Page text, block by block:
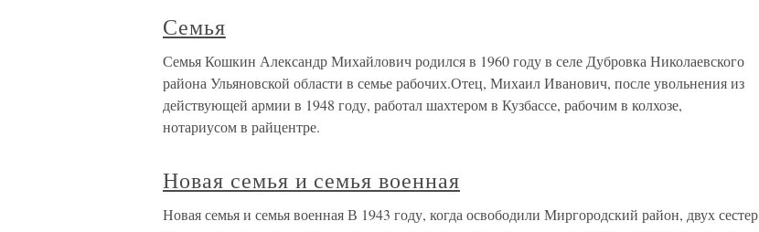
Семья
Семья Кошкин Александр Михайлович родился в 1960 году в селе Дубровка Николаевского
района Ульяновской области в семье рабочих.Отец, Михаил Иванович, после увольнения из
действующей армии в 1948 году, работал шахтером в Кузбассе, рабочим в колхозе,
нотариусом в райцентре.
Новая семья и семья военная
Новая семья и семья военная В 1943 году, когда освободили Миргородский район, двух сестер